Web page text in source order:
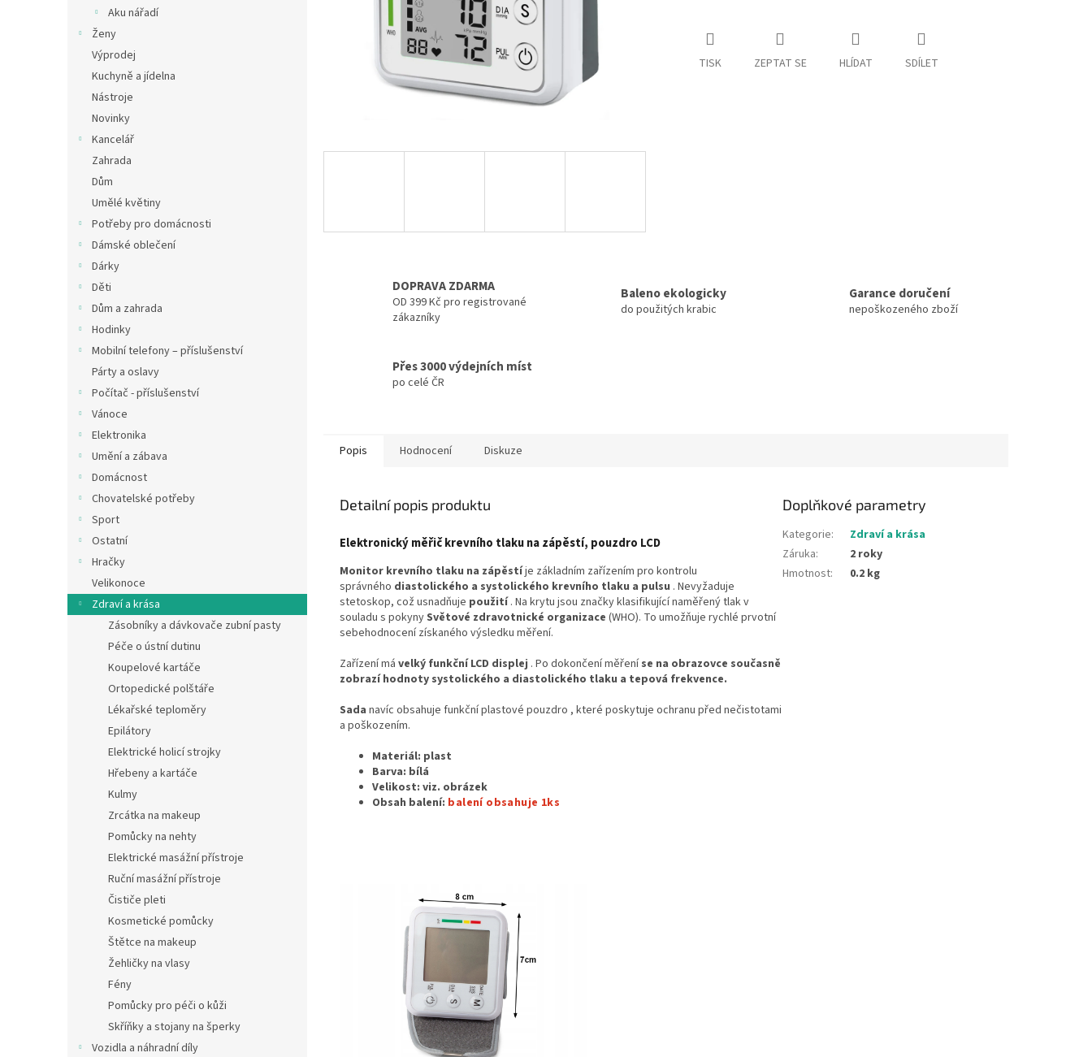
Aku nářadí
Ženy
Výprodej
Kuchyně a jídelna
Nástroje
Novinky
Kancelář
Zahrada
Dům
Umělé květiny
Potřeby pro domácnosti
Dámské oblečení
Dárky
Děti
Dům a zahrada
Hodinky
Mobilní telefony – příslušenství
Párty a oslavy
Počítač - příslušenství
Vánoce
Elektronika
Umění a zábava
Domácnost
Chovatelské potřeby
Sport
Ostatní
Hračky
Velikonoce
Zdraví a krása
Zásobníky a dávkovače zubní pasty
Péče o ústní dutinu
Koupelové kartáče
Ortopedické polštáře
Lékařské teploměry
Epilátory
Elektrické holicí strojky
Hřebeny a kartáče
Kulmy
Zrcátka na makeup
Pomůcky na nehty
Elektrické masážní přístroje
Ruční masážní přístroje
Čističe pleti
Kosmetické pomůcky
Štětce na makeup
Žehličky na vlasy
Fény
Pomůcky pro péči o kůži
Skříňky a stojany na šperky
Vozidla a náhradní díly
TISK ZEPTAT SE HLÍDAT SDÍLET
DOPRAVA ZDARMA
OD 399 Kč pro registrované
zákazníky
Baleno ekologicky
do použitých krabic
Garance doručení
nepoškozeného zboží
Přes 3000 výdejních míst
po celé ČR
Popis Hodnocení Diskuze
Detailní popis produktu
Elektronický měřič krevního tlaku na zápěstí, pouzdro LCD
Monitor krevního tlaku na zápěstíje základním zařízením pro kontrolu
správného diastolického a systolického krevního tlaku a pulsu . Nevyžaduje
stetoskop, což usnadňuje použití. Na krytu jsou značky klasifikující naměřený tlak v
souladu s pokynySvětové zdravotnické organizace (WHO). To umožňuje rychlé prvotní
sebehodnocení získaného výsledku měření.
Zařízení má velký funkční LCD displej . Po dokončení měřeníse na obrazovce současně
zobrazí hodnoty systolického a diastolického tlaku a tepová frekvence.
Sada navíc obsahuje funkční plastové pouzdro , které poskytuje ochranu před nečistotami
a poškozením.
Materiál: plast
Barva: bílá
Velikost: viz. obrázek
Obsah balení: balení obsahuje 1ks
Doplňkové parametry
Kategorie:
Zdraví a krása
Záruka:
2 roky
Hmotnost: 0.2 kg